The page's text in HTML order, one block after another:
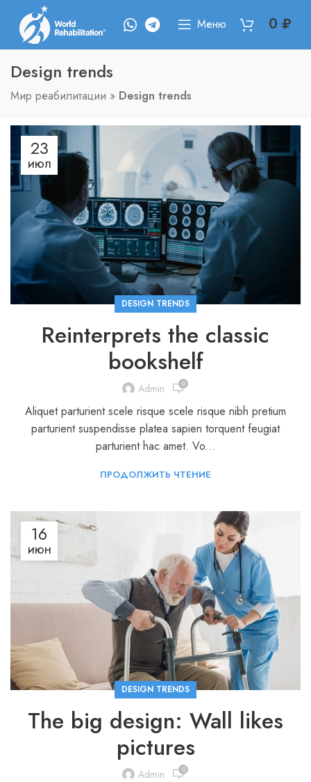
Меню 0₽
Design trends
Мир реабилитации » Design trends
23
ИЮЛ
DESIGN TRENDS
Reinterprets the classic
bookshelf
Admin 0
Aliquet parturient scele risque scele risque nibh pretium
parturient suspendisse platea sapien torquent feugiat
parturient hac amet. Vo...
ПРОДОЛЖИТЬ ЧТЕНИЕ
16
ИЮН
DESIGN TRENDS
The big design: Wall likes
pictures
Admin 0